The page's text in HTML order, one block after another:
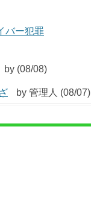
バー犯罪
by (08/08)
by 管理人 (08/07)